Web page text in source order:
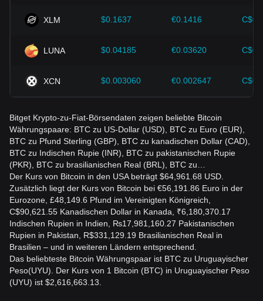
Marktbedingungen anpassen.
XLM $0.1637 €0.1416
LUNA $0.04185 €0.03620
XCN $0.003060 €0.002647
Bitget Krypto-zu-Fiat-Börsendaten zeigen beliebte Bitcoin
Währungspaare: BTC zu US-Dollar (USD), BTC zu Euro (EUR),
BTC zu Pfund Sterling (GBP), BTC zu kanadischen Dollar (CAD),
BTC zu Indischen Rupie (INR), BTC zu pakistanischen Rupie
(PKR), BTC zu brasilianischen Real (BRL), BTC zu…
Der Kurs von Bitcoin in den USA beträgt $64,961.68 USD.
Zusätzlich liegt der Kurs von Bitcoin bei €56,191.86 Euro in der
Eurozone, £48,149.6 Pfund im Vereinigten Königreich,
C$90,621.55 Kanadischen Dollar in Kanada, ₹6,180,370.17
Indischen Rupien in Indien, ₨17,981,160.27 Pakistanischen
Rupien in Pakistan, R$331,129.19 Brasilianischen Real in
Brasilien – und in weiteren Ländern entsprechend.
Das beliebteste Bitcoin Währungspaar ist BTC zu Uruguayischer
Peso(UYU). Der Kurs von 1 Bitcoin (BTC) in Uruguayischer Peso
(UYU) ist $2,616,663.13.